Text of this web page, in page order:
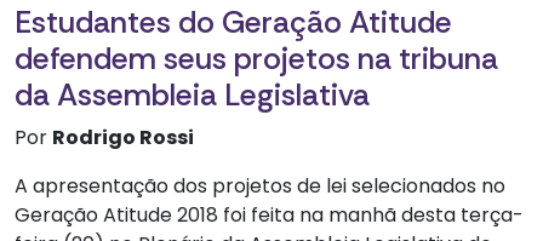
Estudantes do Geração Atitude
defendem seus projetos na tribuna
da Assembleia Legislativa
Por Rodrigo Rossi
A apresentação dos projetos de lei selecionados no
Geração Atitude 2018 foi feita na manhã desta terça-